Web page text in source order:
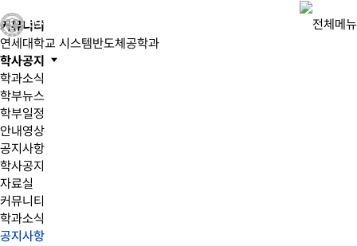
커뮤니티
연세대학교 시스템반도체공학과
학사공지
학과소식
학부뉴스
학부일정
안내영상
공지사항
학사공지
자료실
커뮤니티
학과소식
공지사항